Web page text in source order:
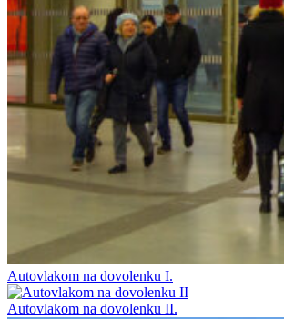
Autovlakom na dovolenku I.
Autovlakom na dovolenku II.